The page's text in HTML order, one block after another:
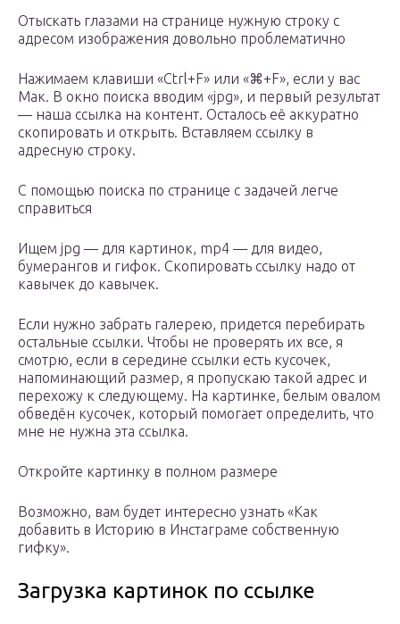
Отыскать глазами на странице нужную строку с
адресом изображения довольно проблематично
Нажимаем клавиши «Ctrl+F» или «⌘+F», если у вас
Мак. В окно поиска вводим «jpg», и первый результат
— наша ссылка на контент. Осталось её аккуратно
скопировать и открыть. Вставляем ссылку в
адресную строку.
С помощью поиска по странице с задачей легче
справиться
Ищем jpg — для картинок, mp4 — для видео,
бумерангов и гифок. Скопировать ссылку надо от
кавычек до кавычек.
Если нужно забрать галерею, придется перебирать
остальные ссылки. Чтобы не проверять их все, я
смотрю, если в середине ссылки есть кусочек,
напоминающий размер, я пропускаю такой адрес и
перехожу к следующему. На картинке, белым овалом
обведён кусочек, который помогает определить, что
мне не нужна эта ссылка.
Откройте картинку в полном размере
Возможно, вам будет интересно узнать «Как
добавить в Историю в Инстаграме собственную
гифку».
Загрузка картинок по ссылке